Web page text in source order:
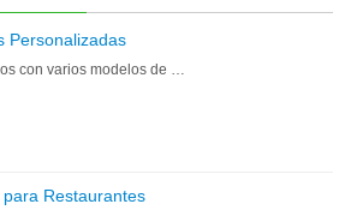
Personalizadas
con varios modelos de …
Restaurantes